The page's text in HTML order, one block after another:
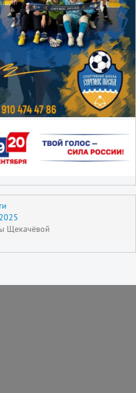
Щекачёвой